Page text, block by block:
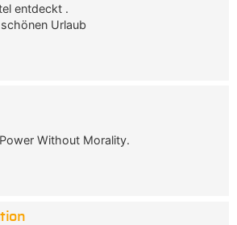
entdeckt .
Urlaub
Without Morality.